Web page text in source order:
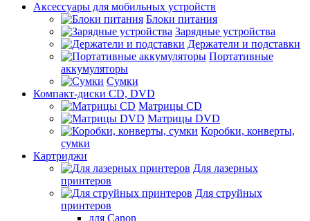
Аксессуары для мобильных устройств
Блоки питания
Зарядные устройства
Держатели и подставки
Портативные
аккумуляторы
Сумки
Компакт-диски CD, DVD
Матрицы CD
Матрицы DVD
Коробки, конверты,
сумки
Картриджи
Для лазерных
принтеров
Для струйных
принтеров
для Canon